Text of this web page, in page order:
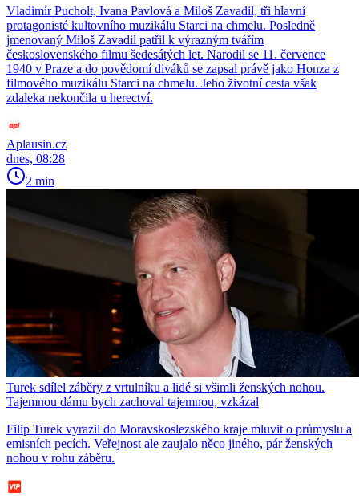
Vladimír Pucholt, Ivana Pavlová a Miloš Zavadil, tři hlavní
protagonisté kultovního muzikálu Starci na chmelu. Posledně
jmenovaný Miloš Zavadil patřil k výrazným tvářím
československého filmu šedesátých let. Narodil se 11. července
1940 v Praze a do povědomí diváků se zapsal právě jako Honza z
filmového muzikálu Starci na chmelu. Jeho životní cesta však
zdaleka nekončila u herectví.
Aplausin.cz
dnes, 08:28
2 min
Turek sdílel záběry z vrtulníku a lidé si všimli ženských nohou.
Tajemnou dámu bych zachoval tajemnou, vzkázal
Filip Turek vyrazil do Moravskoslezského kraje mluvit o průmyslu a
emisních pecích. Veřejnost ale zaujalo něco jiného, pár ženských
nohou v rohu záběru.